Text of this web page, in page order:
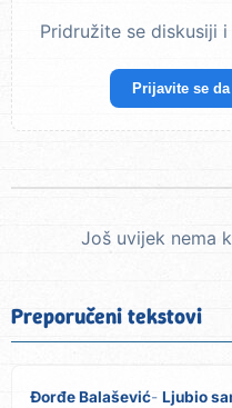
Pridružite se diskusiji
Prijavite se
Još uvijek nema
Preporučeni tekstovi
Đorđe Balašević Ljubio